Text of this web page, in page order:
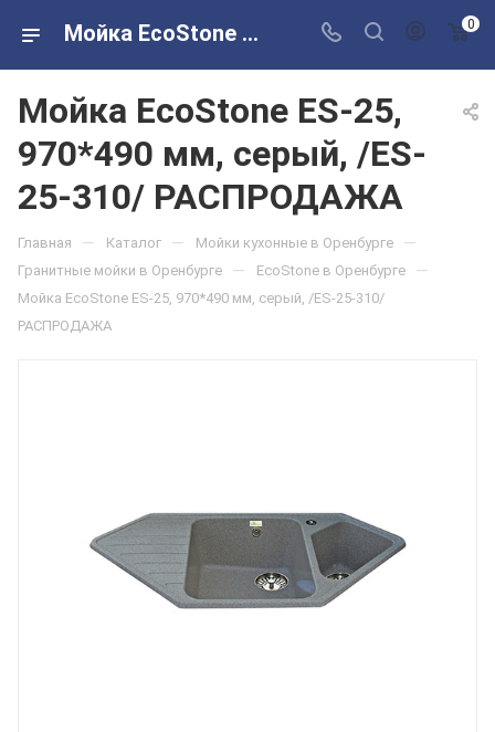
Мойка EcoStone ES-25, 970*490 мм, серый, /ES-25-310/ РАСПРОДАЖА в розничных магазинах Сантехторг 0
Мойка EcoStone ES-25,
970*490 мм, серый, /ES-
25-310/ РАСПРОДАЖА
Главная — Каталог — Мойки кухонные в Оренбурге —
Гранитные мойки в Оренбурге — EcoStone в Оренбурге —
Мойка EcoStone ES-25, 970*490 мм, серый, /ES-25-310/
РАСПРОДАЖА